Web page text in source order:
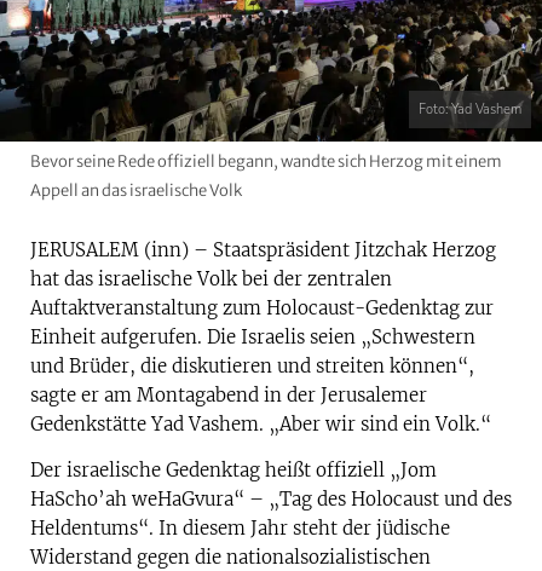
Foto: Yad Vashem
Bevor seine Rede offiziell begann, wandte sich Herzog mit einem
Appell an das israelische Volk
JERUSALEM (inn) – Staatspräsident Jitzchak Herzog
hat das israelische Volk bei der zentralen
Auftaktveranstaltung zum Holocaust-Gedenktag zur
Einheit aufgerufen. Die Israelis seien „Schwestern
und Brüder, die diskutieren und streiten können“,
sagte er am Montagabend in der Jerusalemer
Gedenkstätte Yad Vashem. „Aber wir sind ein Volk.“
Der israelische Gedenktag heißt offiziell „Jom
HaScho’ah weHaGvura“ – „Tag des Holocaust und des
Heldentums“. In diesem Jahr steht der jüdische
Widerstand gegen die nationalsozialistischen